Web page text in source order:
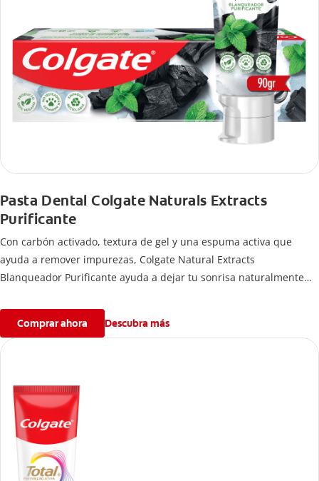
Pasta Dental Colgate Naturals Extracts
Purificante
Con carbón activado, textura de gel y una espuma activa que
ayuda a remover impurezas, Colgate Natural Extracts
Blanqueador Purificante ayuda a dejar tu sonrisa naturalmente
Comprar ahora Descubra más